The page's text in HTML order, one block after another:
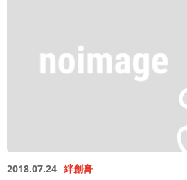
2018.07.24 絆創膏